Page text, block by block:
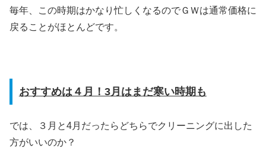
毎年、この時期はかなり忙しくなるのでＧＷは通常価格に
戻ることがほとんどです。
おすすめは４月！3月はまだ寒い時期も
では、３月と4月だったらどちらでクリーニングに出した
方がいいのか？